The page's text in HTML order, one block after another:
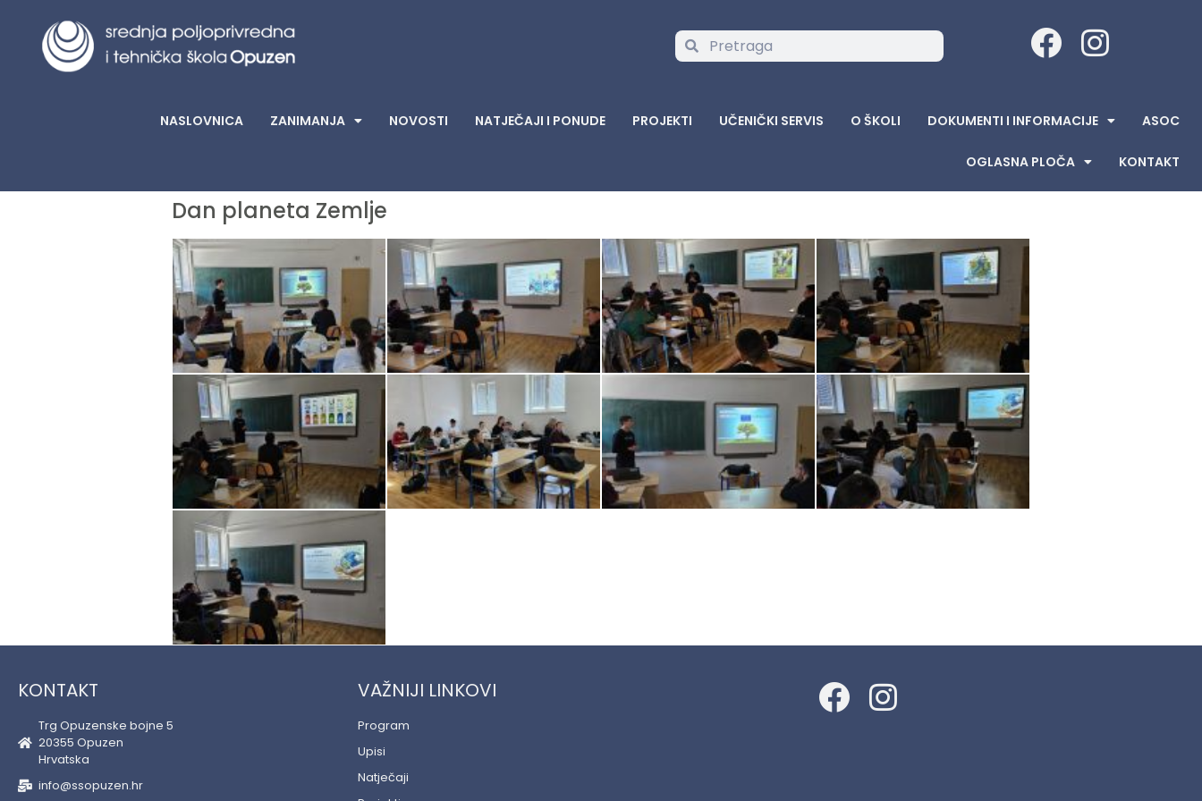
NASLOVNICA ZANIMANJA NOVOSTI NATJEČAJI I PONUDE PROJEKTI UČENIČKI SERVIS O ŠKOLI DOKUMENTI I INFORMACIJE ASOC
OGLASNA PLOČA KONTAKT
Dan planeta Zemlje
KONTAKT
Trg Opuzenske bojne 5
20355 Opuzen
Hrvatska
info@ssopuzen.hr
VAŽNIJI LINKOVI
Program
Upisi
Natječaji